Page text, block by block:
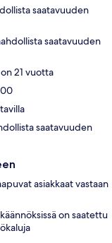
saatavuuden
saatavuuden
21 vuotta
saatavuuden
asiakkaat vastaan
on saatettu